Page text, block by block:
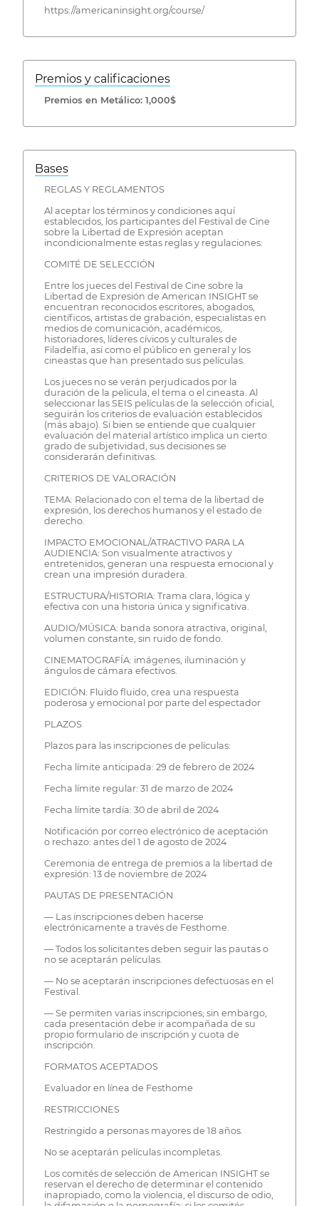
https://americaninsight.org/course/
Premios y calificaciones
Premios en Metálico: 1,000$
Bases
REGLAS Y REGLAMENTOS
Al aceptar los términos y condiciones aquí
establecidos, los participantes del Festival de Cine
sobre la Libertad de Expresión aceptan
incondicionalmente estas reglas y regulaciones:
COMITÉ DE SELECCIÓN
Entre los jueces del Festival de Cine sobre la
Libertad de Expresión de American INSIGHT se
encuentran reconocidos escritores, abogados,
científicos, artistas de grabación, especialistas en
medios de comunicación, académicos,
historiadores, líderes cívicos y culturales de
Filadelfia, así como el público en general y los
cineastas que han presentado sus películas.
Los jueces no se verán perjudicados por la
duración de la película, el tema o el cineasta. Al
seleccionar las SEIS películas de la selección oficial,
seguirán los criterios de evaluación establecidos
(más abajo). Si bien se entiende que cualquier
evaluación del material artístico implica un cierto
grado de subjetividad, sus decisiones se
considerarán definitivas.
CRITERIOS DE VALORACIÓN
TEMA: Relacionado con el tema de la libertad de
expresión, los derechos humanos y el estado de
derecho.
IMPACTO EMOCIONAL/ATRACTIVO PARA LA
AUDIENCIA: Son visualmente atractivos y
entretenidos, generan una respuesta emocional y
crean una impresión duradera.
ESTRUCTURA/HISTORIA: Trama clara, lógica y
efectiva con una historia única y significativa.
AUDIO/MÚSICA: banda sonora atractiva, original,
volumen constante, sin ruido de fondo.
CINEMATOGRAFÍA: imágenes, iluminación y
ángulos de cámara efectivos.
EDICIÓN: Fluido fluido, crea una respuesta
poderosa y emocional por parte del espectador
PLAZOS
Plazos para las inscripciones de películas:
Fecha límite anticipada: 29 de febrero de 2024
Fecha límite regular: 31 de marzo de 2024
Fecha límite tardía: 30 de abril de 2024
Notificación por correo electrónico de aceptación
o rechazo: antes del 1 de agosto de 2024
Ceremonia de entrega de premios a la libertad de
expresión: 13 de noviembre de 2024
PAUTAS DE PRESENTACIÓN
— Las inscripciones deben hacerse
electrónicamente a través de Festhome.
— Todos los solicitantes deben seguir las pautas o
no se aceptarán películas.
— No se aceptarán inscripciones defectuosas en el
Festival.
— Se permiten varias inscripciones; sin embargo,
cada presentación debe ir acompañada de su
propio formulario de inscripción y cuota de
inscripción.
FORMATOS ACEPTADOS
Evaluador en línea de Festhome
RESTRICCIONES
Restringido a personas mayores de 18 años.
No se aceptarán películas incompletas.
Los comités de selección de American INSIGHT se
reservan el derecho de determinar el contenido
inapropiado, como la violencia, el discurso de odio,